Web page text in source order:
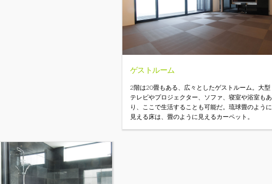
ゲストルーム
2階は20畳もある、広々としたゲストルーム。大型
テレビやプロジェクター、ソファ、寝室や浴室もあ
り、ここで生活することも可能だ。琉球畳のように
見える床は、畳のように見えるカーペット。